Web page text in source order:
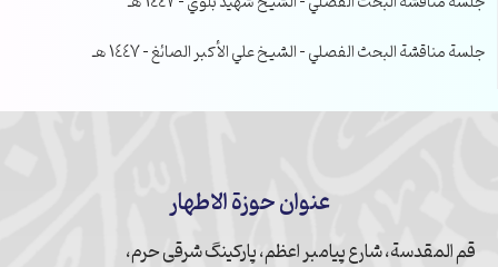
جلسة مناقشة البحث الفصلي – الشيخ علي الأكبر الصائغ – 1447 هـ
عنوان حوزة الاطهار
قم المقدسة، شارع پیامبر اعظم، پارکینگ شرقی حرم،